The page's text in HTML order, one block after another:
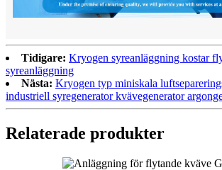
Tidigare: Kryogen syreanläggning kostar
syreanläggning
Nästa: Kryogen typ miniskala
industriell syregenerator kvävegenerator
Relaterade produkter